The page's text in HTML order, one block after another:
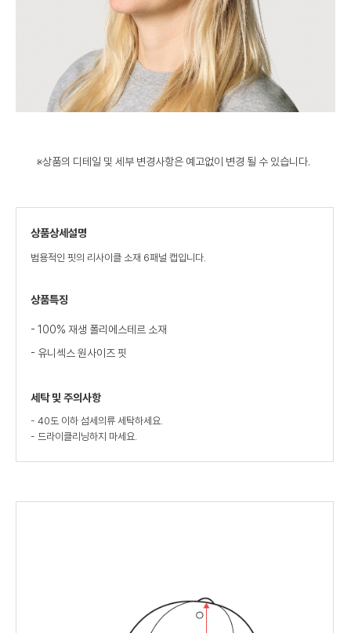
※상품의 디테일 및 세부 변경사항은 예고없이 변경 될 수 있습니다.
상품상세설명
범용적인 핏의 리사이클 소재 6패널 캡입니다.
상품특징
- 100% 재생 폴리에스테르 소재
- 유니섹스 원사이즈 핏
세탁 및 주의사항
- 40도 이하 섬세의류 세탁하세요.
- 드라이클리닝하지 마세요.